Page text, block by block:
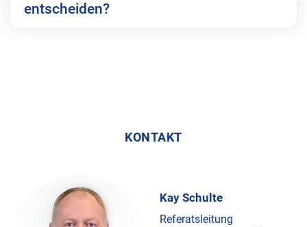
entscheiden?
KONTAKT
Kay Schulte
Referatsleitung